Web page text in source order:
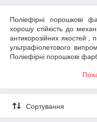
Поліефірні порошкові
хорошу стійкість до
антикорозійних якостей ,
ультрафіолетового
Поліефірні порошкові
знаходяться на
температурному і
Поліефірні
Сортування